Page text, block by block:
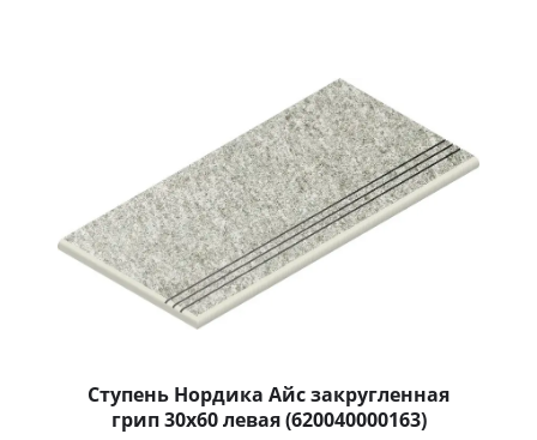
Ступень Нордика Айс закругленная
грип 30x60 левая (620040000163)